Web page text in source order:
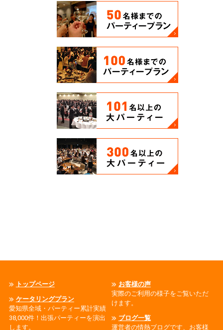
トップページ
ケータリングプラン
愛知県全域・パーティー累計実績
38,000件！出張パーティーを演出
します。
お客様の声
実際のご利用の様子をご覧いただ
けます。
ブログ一覧
運営者の情熱ブログです、お客様